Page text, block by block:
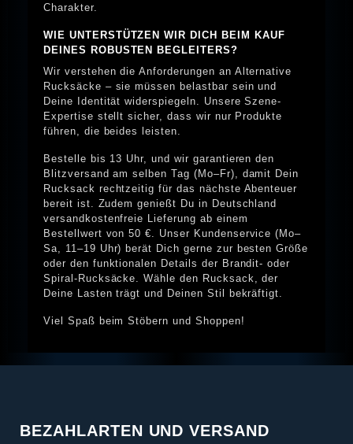
Charakter.
WIE UNTERSTÜTZEN WIR DICH BEIM KAUF
DEINES ROBUSTEN BEGLEITERS?
Wir verstehen die Anforderungen an Alternative
Rucksäcke – sie müssen belastbar sein und
Deine Identität widerspiegeln. Unsere Szene-
Expertise stellt sicher, dass wir nur Produkte
führen, die beides leisten.
Bestelle bis 13 Uhr, und wir garantieren den
Blitzversand am selben Tag (Mo–Fr), damit Dein
Rucksack rechtzeitig für das nächste Abenteuer
bereit ist. Zudem genießt Du in Deutschland
versandkostenfreie Lieferung ab einem
Bestellwert von 50 €. Unser Kundenservice (Mo–
Sa, 11–19 Uhr) berät Dich gerne zur besten Größe
oder den funktionalen Details der Brandit- oder
Spiral-Rucksäcke. Wähle den Rucksack, der
Deine Lasten trägt und Deinen Stil bekräftigt.
Viel Spaß beim Stöbern und Shoppen!
BEZAHLARTEN UND VERSAND